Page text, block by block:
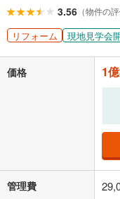
ローン返済額 349,921
「金利」については、
上、ご自身での入力をお
る値は、実際の金融機
の金融機関等における
済方法「元利均等返済
適用した場合の計算結
その他月額費用や、初
借り入れの際は各金融
3.56 （物件の
リフォーム 現地見学会
価格 1
管理費